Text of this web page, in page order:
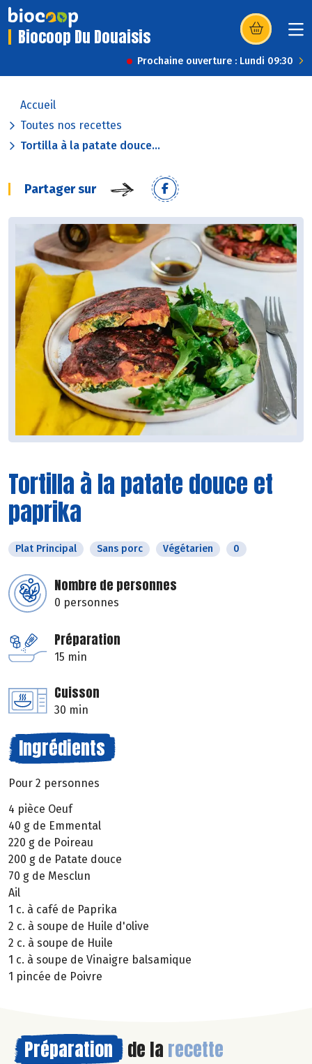
Biocoop Du Douaisis (s’ouvre dans
Prochaine ouverture : Lundi 09:30
Accueil
Toutes nos recettes
Tortilla à la patate douce...
Partager sur
Tortilla à la patate douce et
paprika
Plat Principal Sans porc Végétarien 0
Nombre de personnes
0 personnes
Préparation
15 min
Cuisson
30 min
Ingrédients
Pour 2 personnes
4 pièce Oeuf
40 g de Emmental
220 g de Poireau
200 g de Patate douce
70 g de Mesclun
Ail
1 c. à café de Paprika
2 c. à soupe de Huile d'olive
2 c. à soupe de Huile
1 c. à soupe de Vinaigre balsamique
1 pincée de Poivre
Préparation de la recette